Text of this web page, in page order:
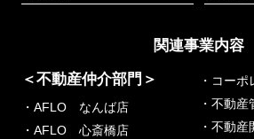
関連事業内容
＜不動産仲介部門＞
・AFLO なんば店
・AFLO 心斎橋店
・コーポ
・不動産
・不動